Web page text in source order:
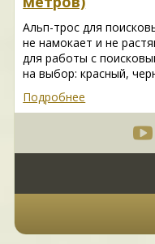
Альп-трос для
не намокает и не
для работы с
на выбор: красный,
Подробнее